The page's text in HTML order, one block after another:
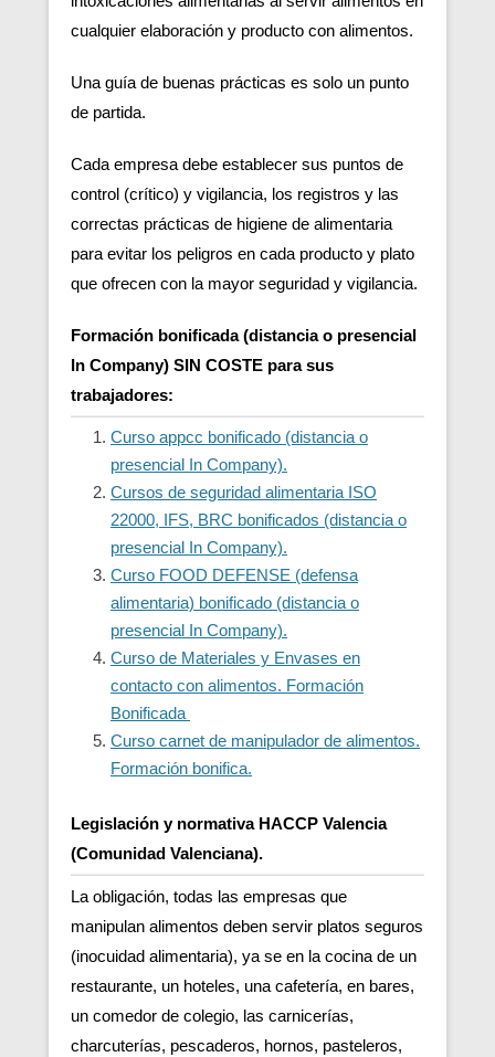
cualquier elaboración y producto con alimentos.
Una guía de buenas prácticas es solo un punto
de partida.
Cada empresa debe establecer sus puntos de
control (crítico) y vigilancia, los registros y las
correctas prácticas de higiene de alimentaria
para evitar los peligros en cada producto y plato
que ofrecen con la mayor seguridad y vigilancia.
Formación bonificada (distancia o presencial
In Company) SIN COSTE para sus
trabajadores:
Curso appcc bonificado (distancia o
presencial In Company).
Cursos de seguridad alimentaria ISO
22000, IFS, BRC bonificados (distancia o
presencial In Company).
Curso FOOD DEFENSE (defensa
alimentaria) bonificado (distancia o
presencial In Company).
Curso de Materiales y Envases en
contacto con alimentos. Formación
Bonificada
Curso carnet de manipulador de alimentos.
Formación bonifica.
Legislación y normativa HACCP Valencia
(Comunidad Valenciana).
La obligación, todas las empresas que
manipulan alimentos deben servir platos seguros
(inocuidad alimentaria), ya se en la cocina de un
restaurante, un hoteles, una cafetería, en bares,
un comedor de colegio, las carnicerías,
charcuterías, pescaderos, hornos, pasteleros,